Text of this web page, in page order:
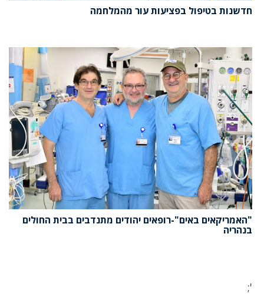
חדשנות בטיפול בפציעות עור מהמלחמה
"האמריקאים באים"-רופאים יהודים מתנדבים בבית החולים
בנהריה
';